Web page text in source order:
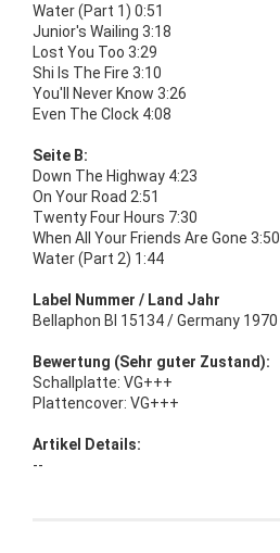
Water (Part 1) 0:51
Junior's Wailing 3:18
Lost You Too 3:29
Shi Is The Fire 3:10
You'll Never Know 3:26
Even The Clock 4:08
Seite B:
Down The Highway 4:23
On Your Road 2:51
Twenty Four Hours 7:30
When All Your Friends Are Gone 3:50
Water (Part 2) 1:44
Label Nummer / Land Jahr
Bellaphon BI 15134 / Germany 1970
Bewertung (Sehr guter Zustand):
Schallplatte: VG+++
Plattencover: VG+++
Artikel Details:
--